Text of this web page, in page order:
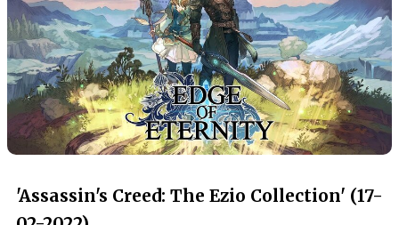
'Assassin's Creed: The Ezio Collection' (17-